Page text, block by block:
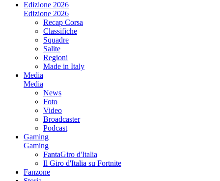
Edizione 2026
Edizione 2026
Recap Corsa
Classifiche
Squadre
Salite
Regioni
Made in Italy
Media
Media
News
Foto
Video
Broadcaster
Podcast
Gaming
Gaming
FantaGiro d'Italia
Il Giro d'Italia su Fortnite
Fanzone